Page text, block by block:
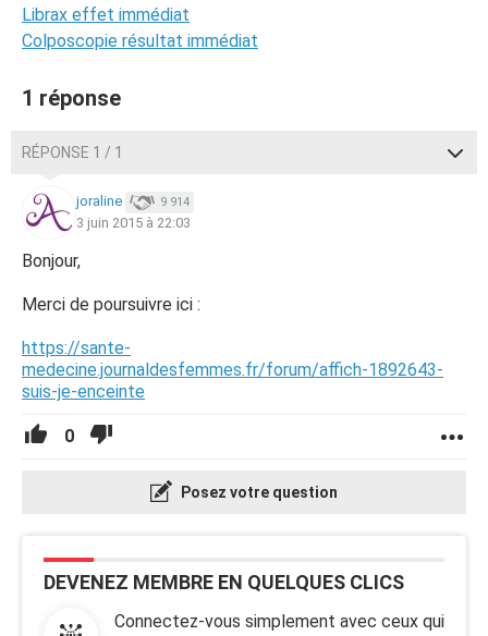
Librax effet immédiat
Colposcopie résultat immédiat
1 réponse
RÉPONSE 1 / 1
joraline 9 914
3 juin 2015 à 22:03
Bonjour,
Merci de poursuivre ici :
https://sante-
medecine.journaldesfemmes.fr/forum/affich-1892643-
suis-je-enceinte
0
Posez votre question
DEVENEZ MEMBRE EN QUELQUES CLICS
Connectez-vous simplement avec ceux qui